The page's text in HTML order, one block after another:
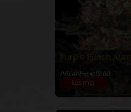
Purple Punch Auto
Priser fra €13.00
Les mer